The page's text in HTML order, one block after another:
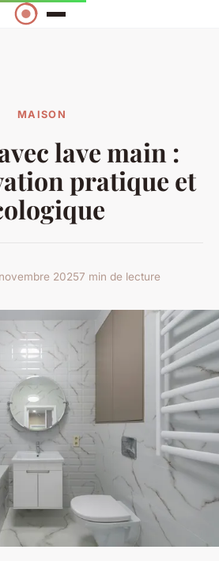
MAISON
lave main :
pratique et
20257 min de lecture